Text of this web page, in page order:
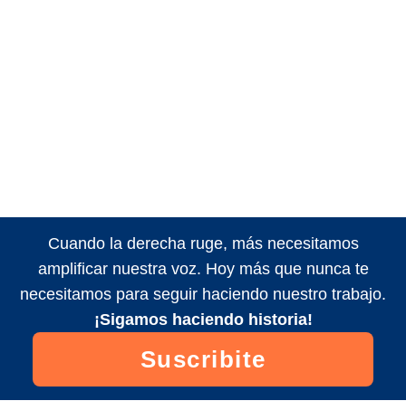
Cuando la derecha ruge, más necesitamos
amplificar nuestra voz. Hoy más que nunca te
necesitamos para seguir haciendo nuestro trabajo.
¡Sigamos haciendo historia!
Suscribite